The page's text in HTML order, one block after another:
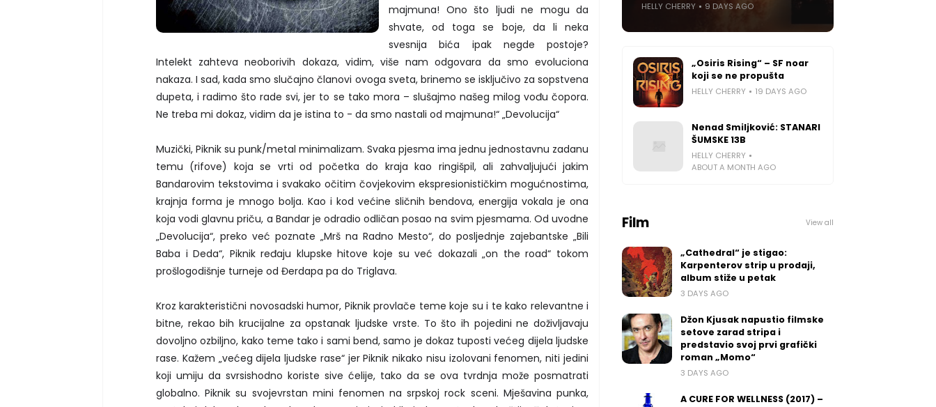
majmuna! Ono što ljudi ne mogu da
shvate, od toga se boje, da li neka
svesnija bića ipak negde postoje?
Intelekt zahteva neoborivih dokaza, vidim, više nam odgovara da smo evoluciona
nakaza. I sad, kada smo slučajno članovi ovoga sveta, brinemo se isključivo za sopstvena
dupeta, i radimo što rade svi, jer to se tako mora – slušajmo našeg milog vođu čopora.
Ne treba mi dokaz, vidim da je istina to - da smo nastali od majmuna!“ „Devolucija“
Muzički, Piknik su punk/metal minimalizam. Svaka pjesma ima jednu jednostavnu zadanu
temu (rifove) koja se vrti od početka do kraja kao ringišpil, ali zahvaljujući jakim
Bandarovim tekstovima i svakako očitim čovjekovim ekspresionističkim mogućnostima,
krajnja forma je mnogo bolja. Kao i kod većine sličnih bendova, energija vokala je ona
koja vodi glavnu priču, a Bandar je odradio odličan posao na svim pjesmama. Od uvodne
„Devolucija“, preko već poznate „Mrš na Radno Mesto“, do posljednje zajebantske „Bili
Baba i Deda“, Piknik ređaju klupske hitove koje su već dokazali „on the road“ tokom
prošlogodišnje turneje od Đerdapa pa do Triglava.
Kroz karakteristični novosadski humor, Piknik provlače teme koje su i te kako relevantne i
bitne, rekao bih krucijalne za opstanak ljudske vrste. To što ih pojedini ne doživljavaju
dovoljno ozbiljno, kako teme tako i sami bend, samo je dokaz tuposti većeg dijela ljudske
rase. Kažem „većeg dijela ljudske rase“ jer Piknik nikako nisu izolovani fenomen, niti jedini
koji umiju da svrsishodno koriste sive ćelije, tako da se ova tvrdnja može posmatrati
globalno. Piknik su svojevrstan mini fenomen na srpskoj rock sceni. Mješavina punka,
HELLY CHERRY 9 DAYS AGO
„Osiris Rising“ – SF noar
koji se ne propušta
HELLY CHERRY 19 DAYS AGO
Nenad Smiljković: STANARI
ŠUMSKE 13B
HELLY CHERRY
ABOUT A MONTH AGO
Film View all
„Cathedral“ je stigao:
Karpenterov strip u prodaji,
album stiže u petak
3 DAYS AGO
Džon Kjusak napustio filmske
setove zarad stripa i
predstavio svoj prvi grafički
roman „Momo“
3 DAYS AGO
A CURE FOR WELLNESS (2017) –